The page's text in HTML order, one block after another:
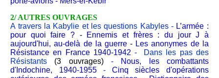
2/ AUTRES OUVRAGES
A travers la Kabylie et les questions Kabyles- L’armée :
pour quoi faire ? -
Ennemis et frères : du jour J à
aujourd'hui, au-delà de la guerre- Les anonymes de la
Résistance en France 1940-1942 -
Dans les pas des
Résistants
(3 ouvrages)-
Nous, les combattants
d'Indochine, 1940-1955-Cinq siècles d'opérations